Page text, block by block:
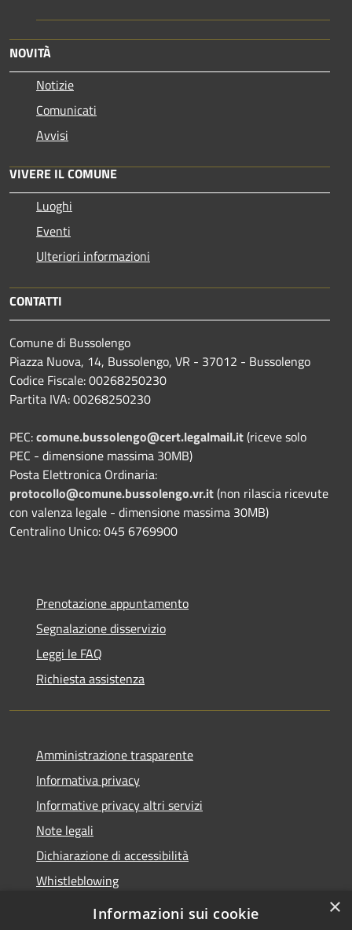
NOVITÀ
Notizie
Comunicati
Avvisi
VIVERE IL COMUNE
Luoghi
Eventi
Ulteriori informazioni
CONTATTI
Comune di Bussolengo
Piazza Nuova, 14, Bussolengo, VR - 37012 - Bussolengo
Codice Fiscale: 00268250230
Partita IVA: 00268250230
PEC:comune.bussolengo@cert.legalmail.it(riceve solo
PEC - dimensione massima 30MB)
Posta Elettronica Ordinaria:
protocollo@comune.bussolengo.vr.it(non rilascia ricevute
con valenza legale - dimensione massima 30MB)
Centralino Unico: 045 6769900
Prenotazione appuntamento
Segnalazione disservizio
Leggi le FAQ
Richiesta assistenza
Amministrazione trasparente
Informativa privacy
Informative privacy altri servizi
Note legali
Dichiarazione di accessibilità
Whistleblowing
×
Informazioni sui cookie